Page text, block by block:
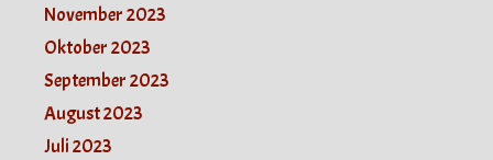
November 2023
Oktober 2023
September 2023
August 2023
Juli 2023